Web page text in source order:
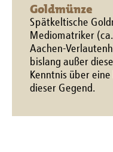
Goldmünze
Spätkeltische
Mediomatriker
Aachen-
bislang außer
Kenntnis über
dieser Gegend.